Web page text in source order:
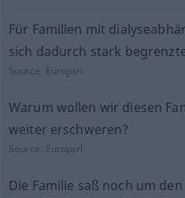
Für Familien mit
sich dadurch stark
Source: Europarl
Warum wollen wir diesen
weiter erschweren?
Source: Europarl
Die Familie saß noch um